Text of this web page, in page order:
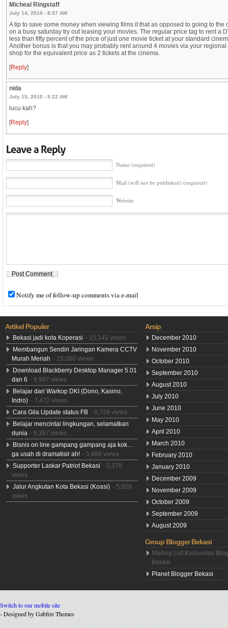
Micheal Ringstaff
July 14, 2010 - 8:37 AM
A tip to save some money when viewing films it that as opposed to going to the
on a busy saturday try out leasing your movies. The regular price tag to rent a
less than fifty percent of the price of just one movie ticket at your standard
Another bonus is that you may probably rent around 4 movies via your regional
shop for the equivalent price as 2 tickets at the cinema.
[Reply]
nida
July 15, 2010 - 9:22 AM
lucu kah?
[Reply]
Name (required)
Mail (will not be published) (required)
Website
Notify me of follow-up comments via e-mail
Artikel Populer
Bekasi jadi kota Koperasi - 15,141 views
Membangun Sendiri Jaringan Kamera CCTV
Murah Meriah - 15,080 views
Download Blackberry Desktop Manager 5.01
dan 6 - 9,997 views
Belajar dari Warkop DKI (Dono, Kasino,
Indro) - 7,472 views
Cara Gila Update status FB - 6,739 views
Belajar mencintai lingkungan, selamatkan
dunia - 6,367 views
Bisnis on line gampang gampang aja kok…
ga usah di dramatisir ah! - 5,886 views
Supporter Laskar Patriot Bekasi - 5,378
views
Jalur Angkutan Kota Bekasi (Koasi) - 5,028
views
Arsip
December 2010
November 2010
October 2010
September 2010
August 2010
July 2010
June 2010
May 2010
April 2010
March 2010
February 2010
January 2010
December 2009
November 2009
October 2009
September 2009
August 2009
Group Blogger Bekasi
Mailing List Komunitas
Bekasi
Planet Blogger Bekasi
Switch to our mobile site
- Designed by Gabfire Themes